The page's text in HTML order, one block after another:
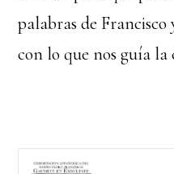
palabras de
con lo que nos guía la